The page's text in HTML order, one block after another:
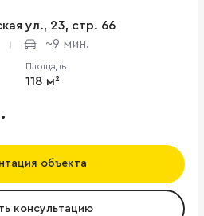
ул., 23, стр. 66
~9 мин.
Площадь
118 м²
объекта
консультацию